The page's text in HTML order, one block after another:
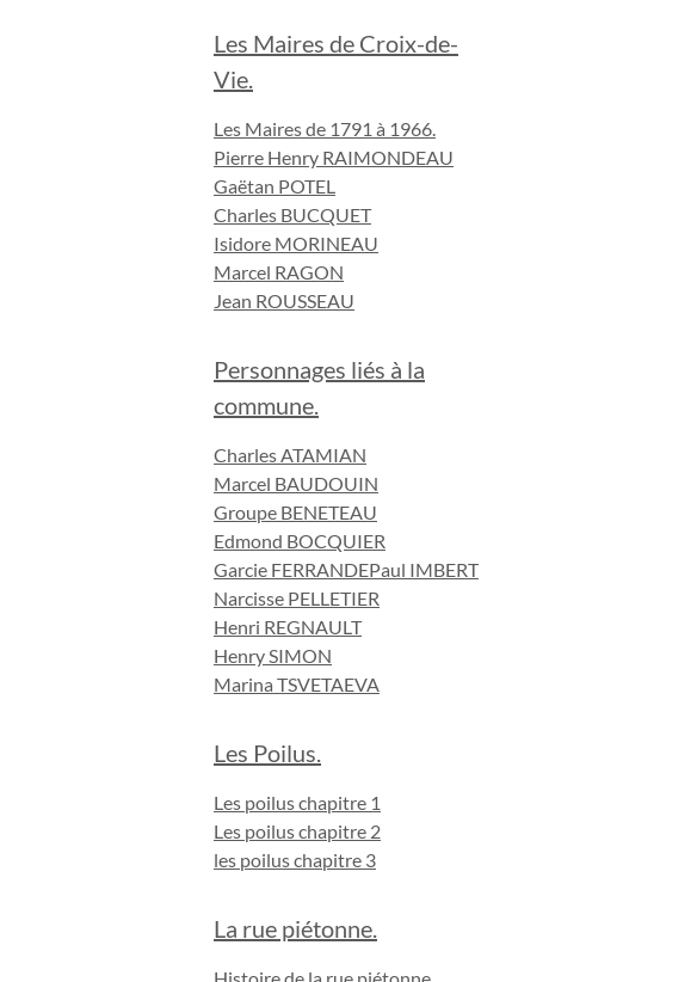
Les Maires de Croix-de-
Vie.
Les Maires de 1791 à 1966.
Pierre Henry RAIMONDEAU
Gaëtan POTEL
Charles BUCQUET
Isidore MORINEAU
Marcel RAGON
Jean ROUSSEAU
Personnages liés à la
commune.
Charles ATAMIAN
Marcel BAUDOUIN
Groupe BENETEAU
Edmond BOCQUIER
Garcie FERRANDEPaul IMBERT
Narcisse PELLETIER
Henri REGNAULT
Henry SIMON
Marina TSVETAEVA
Les Poilus.
Les poilus chapitre 1
Les poilus chapitre 2
les poilus chapitre 3
La rue piétonne.